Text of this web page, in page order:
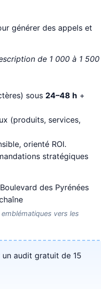
générer des appels et
de 1 000 à 1 500
sous 24–48 h +
(produits, services,
orienté ROI.
stratégiques
vers les
un audit gratuit de 15